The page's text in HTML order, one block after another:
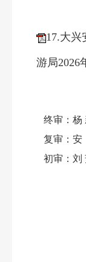
17.大兴
游局2026
终审： 杨
复审：
初审： 刘